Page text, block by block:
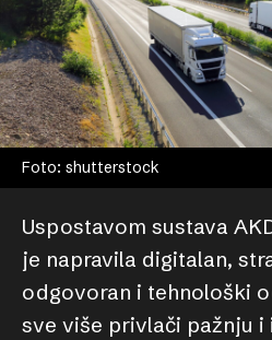
Foto: shutterstock
Uspostavom sustava
je napravila digitalan,
odgovoran i tehnološki
sve više privlači pažnju i